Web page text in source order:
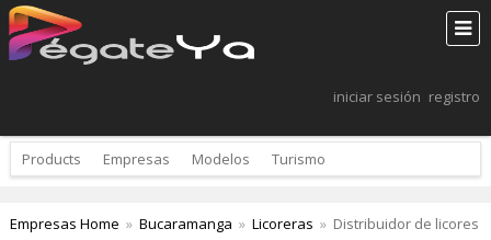
iniciar sesión registro
Products Empresas Modelos Turismo
Empresas Home » Bucaramanga » Licoreras » Distribuidor de licores